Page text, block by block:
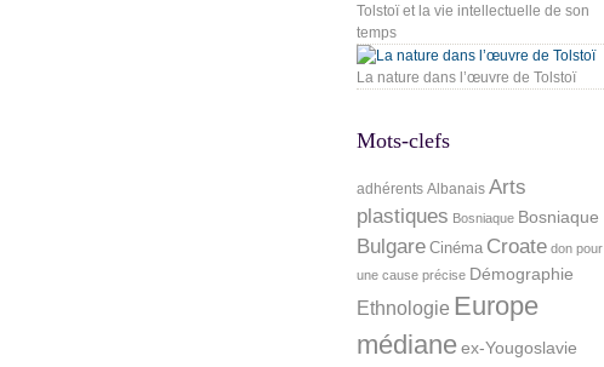
Tolstoï et la vie intellectuelle de son
temps
La nature dans l’œuvre de Tolstoï
Mots-clefs
adhérents Albanais Arts
plastiques Bosniaque Bosniaque
Bulgare Cinéma Croate don pour
une cause précise Démographie
Ethnologie Europe
médianeex-Yougoslavie